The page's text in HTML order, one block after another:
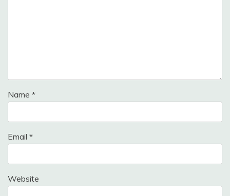
Name *
Email *
Website